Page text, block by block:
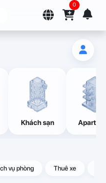
0
Khách sạn
vụ phòng Thuê xe